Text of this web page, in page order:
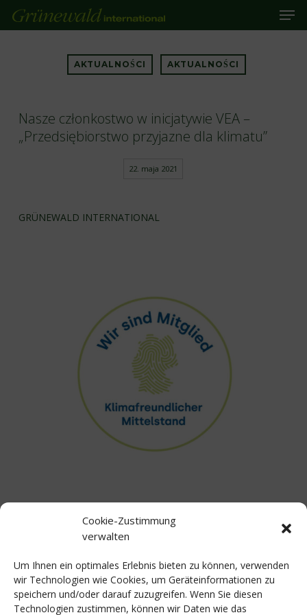
Cookie-Zustimmung
verwalten
Um Ihnen ein optimales Erlebnis bieten zu können, verwenden
wir Technologien wie Cookies, um Geräteinformationen zu
speichern und/oder darauf zuzugreifen. Wenn Sie diesen
Technologien zustimmen, können wir Daten wie das
AKTUALNOŚCI AKTUALNOŚCI
Nasze członkostwo w inicjatywie VEA –
„Przedsiębiorstwo przyjazne dla klimatu”
22. maja 2021
GRÜNEWALD INTERNATIONAL
przyjazne dla klimatu”, jako międzynarodowa grupa firm
bierzemy na siebie dodatkową odpowiedzialność społeczną
i korporacyjną za ochronę klimatu i dajemy dobry przykład.